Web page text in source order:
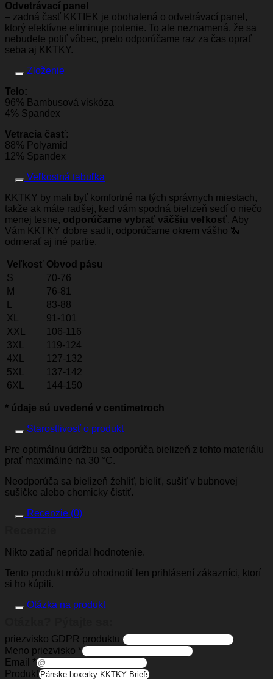
Odvetrávací panel
– zadná časť KKTIEK je obohatená o odvetrávací panel,
ktorý efektívne eliminuje potenie. To ale neznamená, že sa
nebudete potiť vôbec, preto odporúčame raz za čas oprať
seba aj KKTKY.
Zloženie
Telo:
96% Bambusová viskóza
4% Spandex
Vetracia časť:
88% Polyamid
12% Spandex
Veľkostná tabuľka
KKTKY by mali byť komfortné na tých správnych miestach,
takže ak máte radšej, keď vám spodná bielizeň sedí o niečo
menej tesne, odporúčame vybrať väčšiu veľkosť. Aby
Vám KKTKY dobre sadli, odporúčame okrem vášho 🐍
odmerať aj iné partie.
Veľkosť Obvod pásu
S
70-76
M
76-81
83-88
XL
91-101
XXL
106-116
3XL
119-124
4XL
127-132
5XL
137-142
6XL
144-150
* údaje sú uvedené v centimetroch
Starostlivosť o produkt
Pre optimálnu údržbu sa odporúča bielizeň z tohto materiálu
prať maximálne na 30 °C.
Neodporúča sa bielizeň žehliť, bieliť, sušiť v bubnovej
sušičke alebo chemicky čistiť.
Recenzie (0)
Nikto zatiaľ nepridal hodnotenie.
Tento produkt môžu ohodnotiť len prihlásení zákazníci, ktorí
si ho kúpili.
Otázka na produkt
priezvisko GDPR produktu
Meno priezvisko *
Email *
Produkt